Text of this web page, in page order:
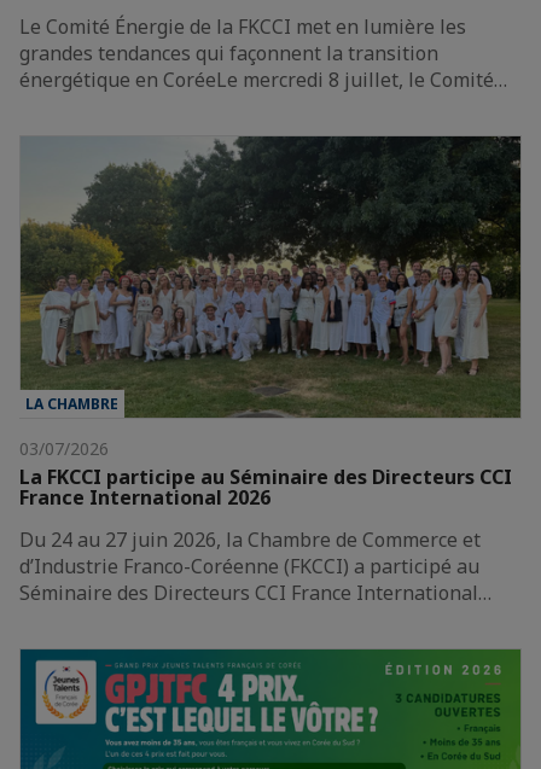
Le Comité Énergie de la FKCCI met en lumière les
grandes tendances qui façonnent la transition
énergétique en CoréeLe mercredi 8 juillet, le Comité…
LA CHAMBRE
03/07/2026
La FKCCI participe au Séminaire des Directeurs CCI
France International 2026
Du 24 au 27 juin 2026, la Chambre de Commerce et
d’Industrie Franco-Coréenne (FKCCI) a participé au
Séminaire des Directeurs CCI France International…